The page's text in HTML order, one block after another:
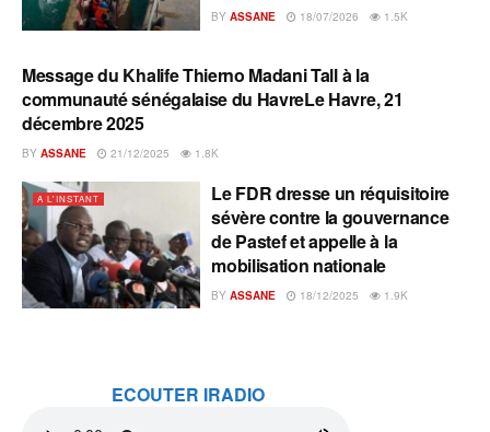
BY ASSANE 18/07/2026 1.5K
A L'INSTANT
Message du Khalife Thierno Madani Tall à la
communauté sénégalaise du HavreLe Havre, 21
décembre 2025
BY ASSANE 21/12/2025 1.8K
A L'INSTANT
Le FDR dresse un réquisitoire
sévère contre la gouvernance
de Pastef et appelle à la
mobilisation nationale
BY ASSANE 18/12/2025 1.9K
ECOUTER IRADIO